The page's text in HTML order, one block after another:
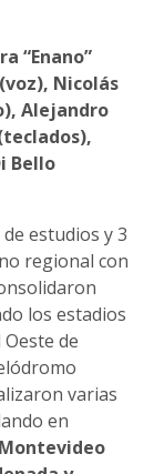
“Enano”
Nicolás
Alejandro
Bello
estudios y 3
regional con
los estadios
de
varias
en